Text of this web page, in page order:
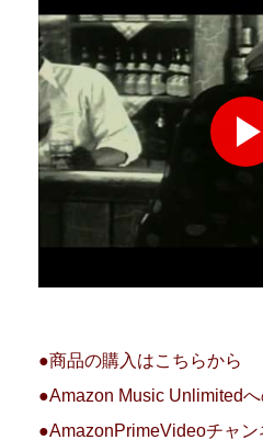
●商品の購入はこちらから
●Amazon Music Unlimited
●AmazonPrimeVideoチャ